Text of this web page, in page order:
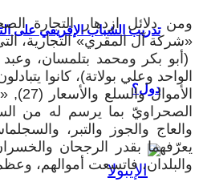
دول؟
ومن دلائل ازدهار التجارة
«شركة آل المقري» التجارية،
(أبو بكر ومحمد بتلمسان،
الواحد وعلي بولاتة)، كانوا
الصحراويّ بما يرسم له من
والعاج والجوز والتبر،
يعرّفهما بقدر الرجحان
والبلدان، فاتسعت أموالهم، وعظم